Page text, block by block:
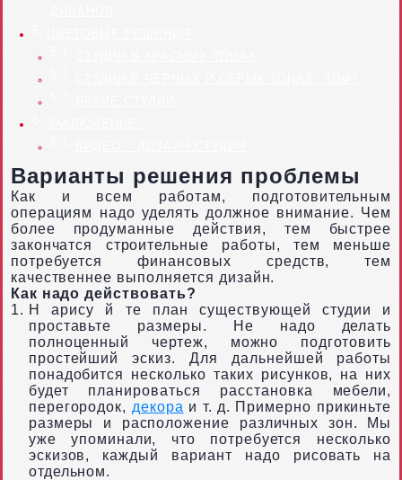
Варианты решения проблемы
Как и всем работам, подготовительным
операциям надо уделять должное внимание. Чем
более продуманные действия, тем быстрее
закончатся строительные работы, тем меньше
потребуется финансовых средств, тем
качественнее выполняется дизайн.
Как надо действовать?
Н
арису й
те план существующей студии и
проставьте размеры. Не надо делать
полноценный чертеж, можно подготовить
простейший эскиз. Для дальнейшей работы
понадобится несколько таких рисунков, на них
будет планироваться расстановка мебели,
перегородок, декора и т. д. Примерно прикиньте
размеры и расположение различных зон. Мы
уже упоминали, что потребуется несколько
эскизов, каждый вариант надо рисовать на
отдельном.